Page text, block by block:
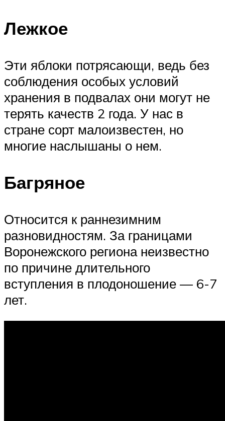
Лежкое
Эти яблоки потрясающи, ведь без
соблюдения особых условий
хранения в подвалах они могут не
терять качеств 2 года. У нас в
стране сорт малоизвестен, но
многие наслышаны о нем.
Багряное
Относится к раннезимним
разновидностям. За границами
Воронежского региона неизвестно
по причине длительного
вступления в плодоношение — 6-7
лет.